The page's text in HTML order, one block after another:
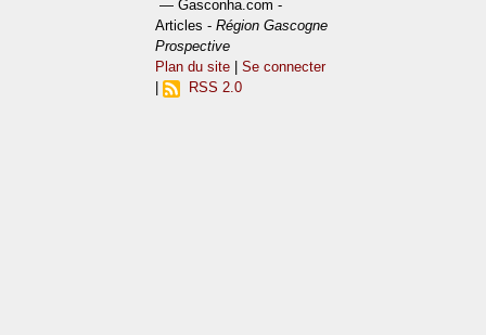
— Gasconha.com -
Articles -Région Gascogne
Prospective
Plan du site |Se connecter
|
RSS 2.0